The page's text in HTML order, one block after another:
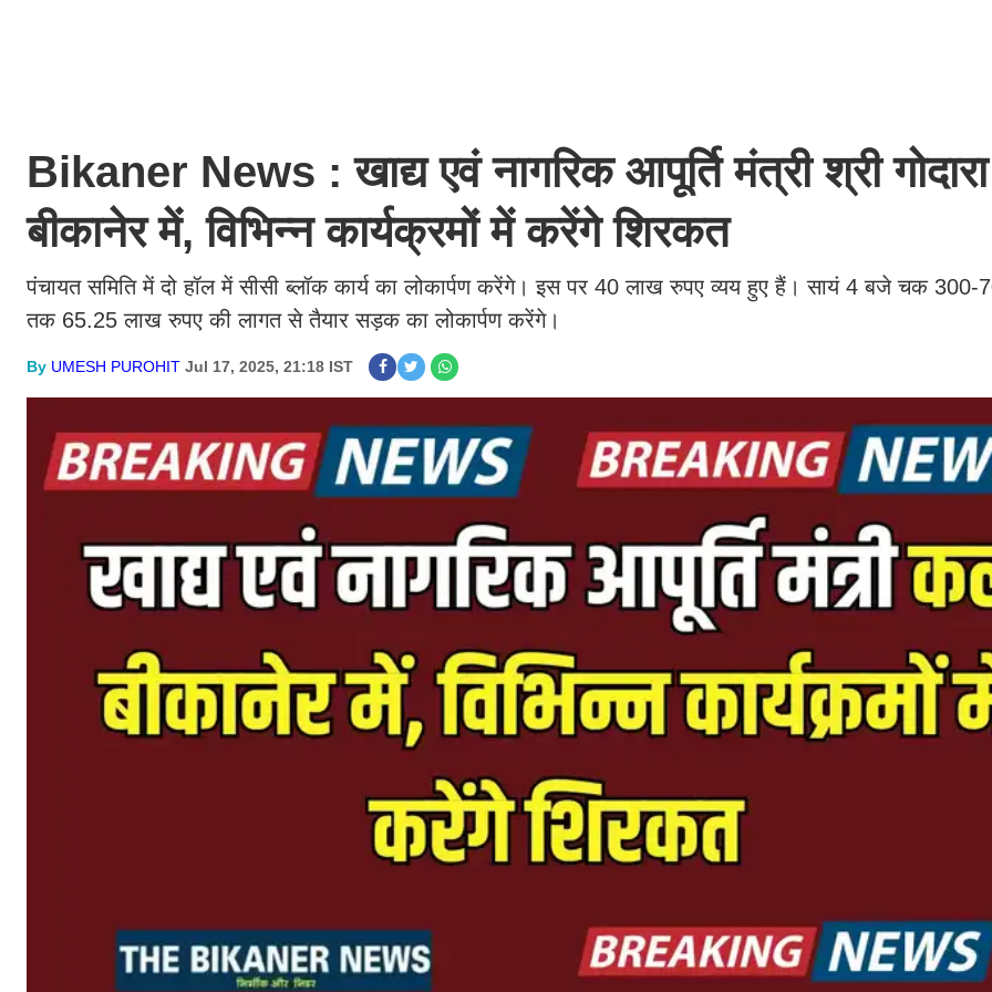
Bikaner News : खाद्य एवं नागरिक आपूर्ति मंत्री श्री
बीकानेर में, विभिन्न कार्यक्रमों में करेंगे शिरकत
पंचायत समिति में दो हॉल में सीसी ब्लॉक कार्य का लोकार्पण करेंगे। इस पर 40 लाख रुपए व्यय हुए हैं। सायं 4 बजे चक 300-
तक 65.25 लाख रुपए की लागत से तैयार सड़क का लोकार्पण करेंगे।
By UMESH PUROHIT Jul 17, 2025, 21:18 IST